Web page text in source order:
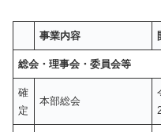
事業内容
総会・理事会・委員会等
確
定
本部総会